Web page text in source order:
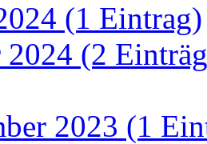
(1 Eintrag)
2024 (2
2023 (1